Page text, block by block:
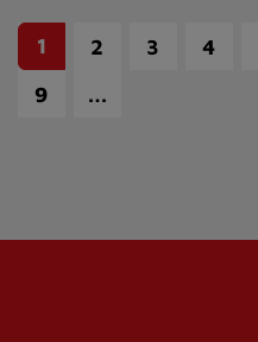
1 2 3 4
9
…